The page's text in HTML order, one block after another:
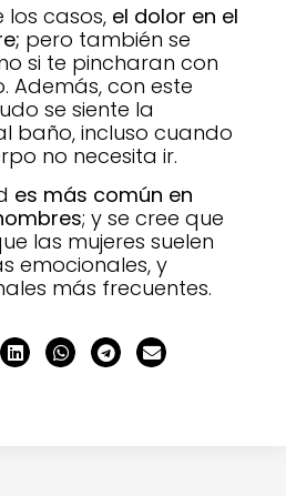
los casos, el dolor en el
pero también se
si te pincharan con
Además, con este
se siente la
baño, incluso cuando
no necesita ir.
es más común en
; y se cree que
las mujeres suelen
emocionales, y
más frecuentes.